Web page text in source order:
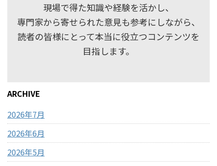
現場で得た知識や経験を活かし、
専門家から寄せられた意見も参考にしながら、
読者の皆様にとって本当に役立つコンテンツを
目指します。
ARCHIVE
2026年7月
2026年6月
2026年5月